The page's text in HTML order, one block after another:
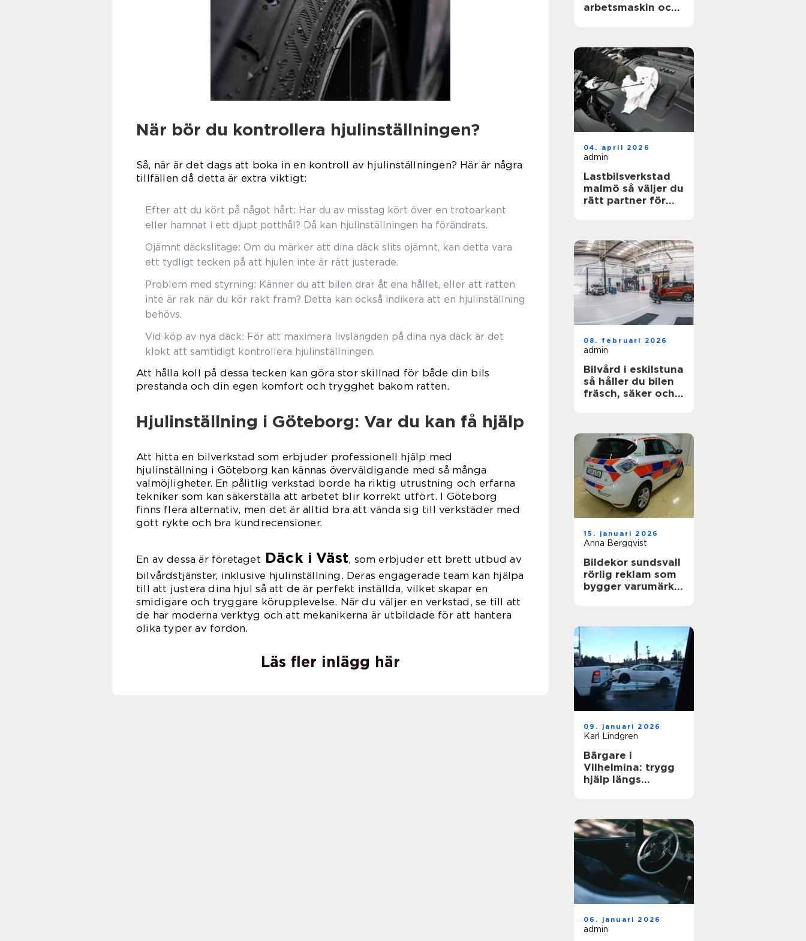
När bör du kontrollera hjulinställningen?
Så, när är det dags att boka in en kontroll av hjulinställningen? Här är några
tillfällen då detta är extra viktigt:
Efter att du kört på något hårt: Har du av misstag kört över en trotoarkant
eller hamnat i ett djupt potthål? Då kan hjulinställningen ha förändrats.
Ojämnt däckslitage: Om du märker att dina däck slits ojämnt, kan detta vara
ett tydligt tecken på att hjulen inte är rätt justerade.
Problem med styrning: Känner du att bilen drar åt ena hållet, eller att ratten
inte är rak när du kör rakt fram? Detta kan också indikera att en hjulinställning
behövs.
Vid köp av nya däck: För att maximera livslängden på dina nya däck är det
klokt att samtidigt kontrollera hjulinställningen.
Att hålla koll på dessa tecken kan göra stor skillnad för både din bils
prestanda och din egen komfort och trygghet bakom ratten.
Hjulinställning i Göteborg: Var du kan få hjälp
Att hitta en bilverkstad som erbjuder professionell hjälp med
hjulinställning i Göteborg kan kännas överväldigande med så många
valmöjligheter. En pålitlig verkstad borde ha riktig utrustning och erfarna
tekniker som kan säkerställa att arbetet blir korrekt utfört. I Göteborg
finns flera alternativ, men det är alltid bra att vända sig till verkstäder med
gott rykte och bra kundrecensioner.
En av dessa är företaget Däck i Väst, som erbjuder ett brett utbud av
bilvårdstjänster, inklusive hjulinställning. Deras engagerade team kan hjälpa
till att justera dina hjul så att de är perfekt inställda, vilket skapar en
smidigare och tryggare körupplevelse. När du väljer en verkstad, se till att
de har moderna verktyg och att mekanikerna är utbildade för att hantera
olika typer av fordon.
Läs fler inlägg här
arbetsmaskin och
04. april 2026
admin
Lastbilsverkstad
malmö så väljer du
rätt partner för
08. februari 2026
admin
Bilvård i eskilstuna
så håller du bilen
fräsch, säker och
15. januari 2026
Anna Bergqvist
Bildekor sundsvall
rörlig reklam som
bygger varumärke
09. januari 2026
Karl Lindgren
Bärgare i
Vilhelmina: trygg
hjälp längs
06. januari 2026
admin